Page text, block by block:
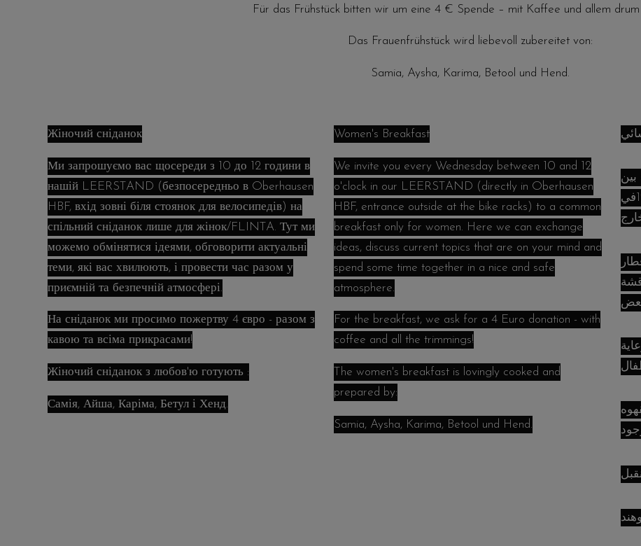
Für das Frühstück bitten wir um eine 4 € Spende – mit Kaffee und allem drum
Das Frauenfrühstück wird liebevoll zubereitet von:
Samia, Aysha, Karima, Betool und Hend.
Жіночий сніданок
Ми запрошуємо вас щосереди з 10 до 12 години в
нашій LEERSTAND (безпосередньо в Oberhausen
HBF, вхід зовні біля стоянок для велосипедів) на
спільний сніданок лише для жінок/FLINTA. Тут ми
можемо обмінятися ідеями, обговорити актуальні
теми, які вас хвилюють, і провести час разом у
приємній та безпечній атмосфері.
На сніданок ми просимо пожертву 4 євро - разом з
кавою та всіма прикрасами!
Жіночий сніданок з любов'ю готують :
Самія, Айша, Каріма, Бетул і Хенд.
Women's Breakfast
We invite you every Wednesday between 10 and 12
o'clock in our LEERSTAND (directly in Oberhausen
HBF, entrance outside at the bike racks) to a common
breakfast only for women. Here we can exchange
ideas, discuss current topics that are on your mind and
spend some time together in a nice and safe
atmosphere.
For the breakfast, we ask for a 4 Euro donation - with
coffee and all the trimmings!
The women's breakfast is lovingly cooked and
prepared by:
Samia, Aysha, Karima, Betool und Hend.
بين
االساعة10:00والساعة12:00في Leerstand (مباشرة
بعض
القهوه